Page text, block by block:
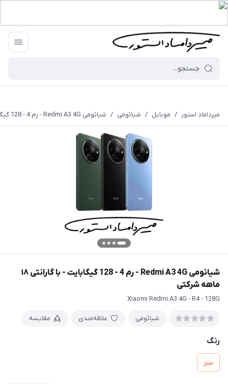
میرداماد استور / موبایل / شیائومی / شیائومی Redmi A3 4G - رم 4 - 128 گیگابایت - با گارانتی ۱۸ ماهه شرکتی
شیائومی Redmi A3 4G - رم 4 - 128 گیگابایت - با گارانتی ۱۸
ماهه شرکتی
Xiaomi Redmi A3 4G - R4 - 128G
شیائومی علاقه‌مندی مقایسه
رنگ
سبز